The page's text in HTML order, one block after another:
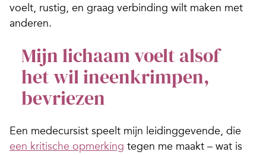
voelt, rustig, en graag verbinding wilt maken met
anderen.
Mijn lichaam voelt alsof
het wil ineenkrimpen,
bevriezen
Een medecursist speelt mijn leidinggevende, die
een kritische opmerking tegen me maakt – wat is